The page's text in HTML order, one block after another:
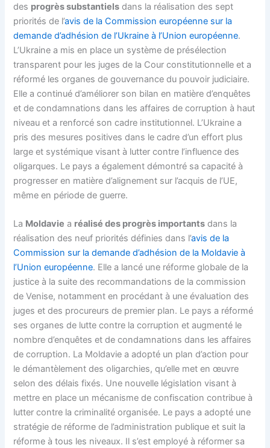
des progrès substantiels dans la réalisation des sept
priorités de l’avis de la Commission européenne sur la
demande d’adhésion de l’Ukraine à l’Union européenne.
L’Ukraine a mis en place un système de présélection
transparent pour les juges de la Cour constitutionnelle et a
réformé les organes de gouvernance du pouvoir judiciaire.
Elle a continué d’améliorer son bilan en matière d’enquêtes
et de condamnations dans les affaires de corruption à haut
niveau et a renforcé son cadre institutionnel. L’Ukraine a
pris des mesures positives dans le cadre d’un effort plus
large et systémique visant à lutter contre l’influence des
oligarques. Le pays a également démontré sa capacité à
progresser en matière d’alignement sur l’acquis de l’UE,
même en période de guerre.
La Moldavie a réalisé des progrès importants dans la
réalisation des neuf priorités définies dans l’avis de la
Commission sur la demande d’adhésion de la Moldavie à
l’Union européenne. Elle a lancé une réforme globale de la
justice à la suite des recommandations de la commission
de Venise, notamment en procédant à une évaluation des
juges et des procureurs de premier plan. Le pays a réformé
ses organes de lutte contre la corruption et augmenté le
nombre d’enquêtes et de condamnations dans les affaires
de corruption. La Moldavie a adopté un plan d’action pour
le démantèlement des oligarchies, qu’elle met en œuvre
selon des délais fixés. Une nouvelle législation visant à
mettre en place un mécanisme de confiscation contribue à
lutter contre la criminalité organisée. Le pays a adopté une
stratégie de réforme de l’administration publique et suit la
réforme à tous les niveaux. Il s’est employé à réformer sa